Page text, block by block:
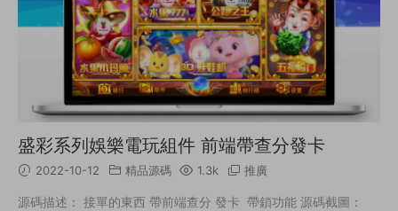
盛彩系列娛樂電玩組件 前端帶查分發卡
2022-10-12 精品源碼 1.3k 推廣
源碼描述： 接單的東西 帶前端查分 發卡 帶鎖功能 源碼截圖：